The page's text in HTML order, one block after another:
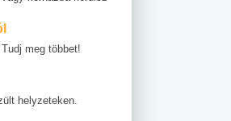
meg többet!
helyzeteken.